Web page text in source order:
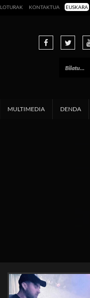
EUSKARA
LOTURAK KONTAKTUA
MULTIMEDIA DENDA